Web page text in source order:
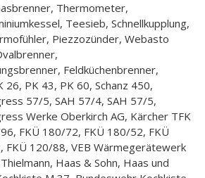
Thermometer,
Teesieb, Schnellkupplung,
Piezzozünder, Webasto
Feldküchenbrenner,
26, PK 43, PK 60, Schanz 450,
57/5, SAH 57/4, SAH 57/5,
Werke Oberkirch AG, Kärcher TFK
FKÜ 180/72, FKÜ 180/52, FKÜ
FKÜ 120/88, VEB Wärmegerätewerk
Haas & Sohn, Haas und